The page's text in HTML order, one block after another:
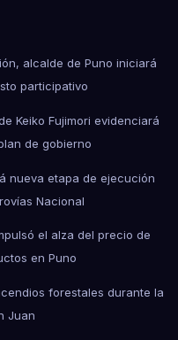
alcalde de Puno iniciará
participativo
Keiko Fujimori evidenciará
de gobierno
nueva etapa de ejecución
Nacional
el alza del precio de
en Puno
forestales durante la
Juan